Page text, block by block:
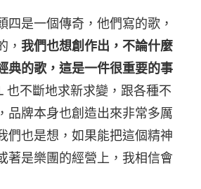
四是一個傳奇，他們寫的歌，
， 我們也想創作出，不論什麼
典的歌，這是一件很重要的事
也不斷地求新求變，跟各種不
品牌本身也創造出來非常多厲
們也是想，如果能把這個精神
著是樂團的經營上，我相信會